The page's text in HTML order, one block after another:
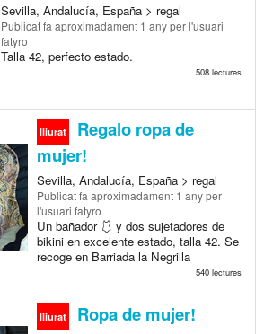
Sevilla, Andalucía, España > regal
Publicatfa aproximadament 1 anyper l'usuari
fatyro
Talla 42, perfecto estado.
508 lectures
lliurat
Regalo ropa de
mujer!
Sevilla, Andalucía, España > regal
Publicatfa aproximadament 1 anyper
l'usuari fatyro
Un bañador 🩱 y dos sujetadores de
bikini en excelente estado, talla 42. Se
recoge en Barriada la Negrilla
540 lectures
lliurat Ropa de mujer!